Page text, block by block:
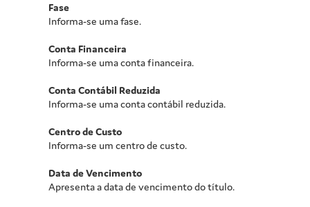
Fase
Informa-se uma fase.
Conta Financeira
Informa-se uma conta financeira.
Conta Contábil Reduzida
Informa-se uma conta contábil reduzida.
Centro de Custo
Informa-se um centro de custo.
Data de Vencimento
Apresenta a data de vencimento do título.